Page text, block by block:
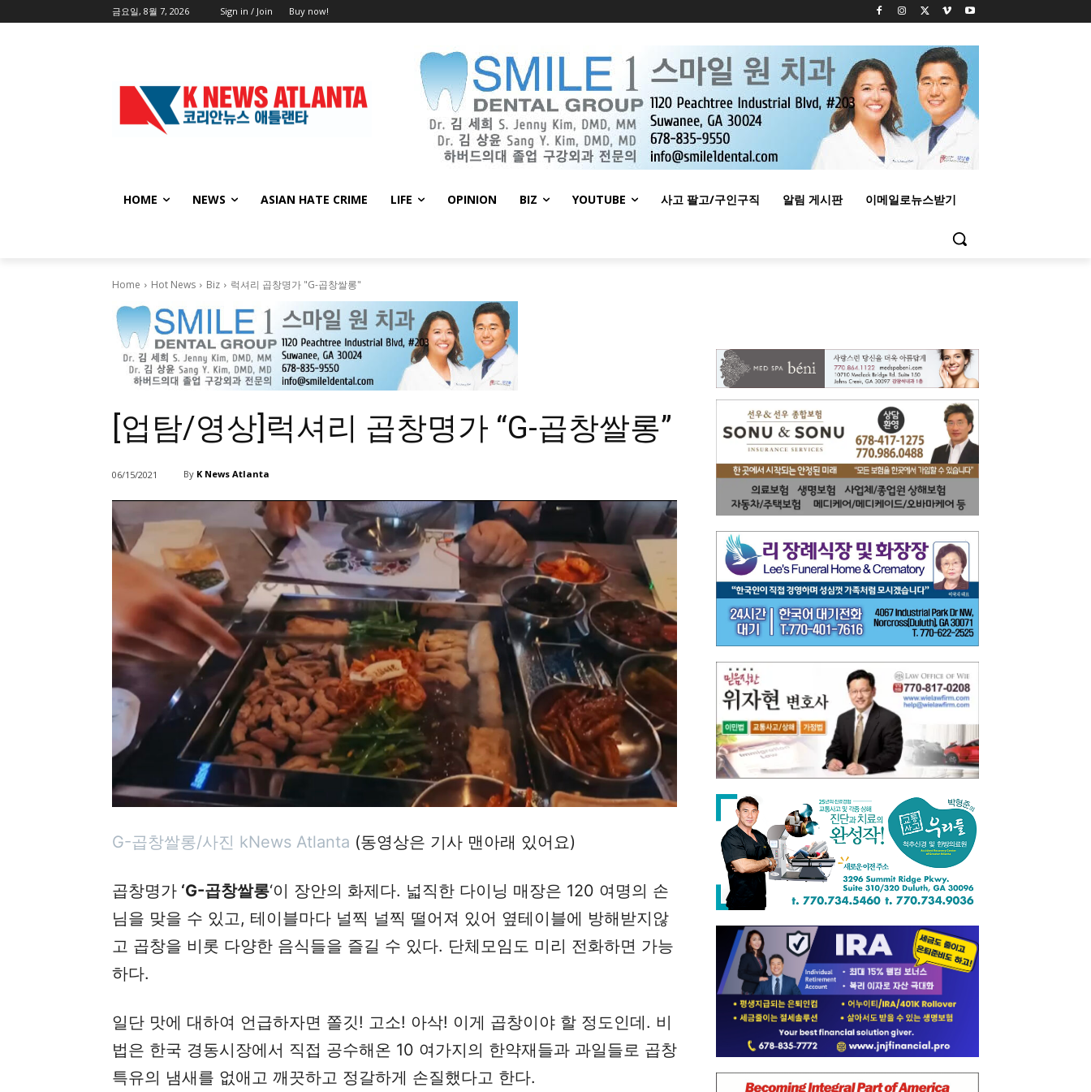
금요일, 8월 7, 2026 Sign in / Join Buy now!
HOME NEWS ASIAN HATE CRIME LIFE OPINION BIZ YOUTUBE 사고 팔고/구인구직 알림 게시판 이메일로뉴스받기
Home Hot News Biz 럭셔리 곱창명가 "G-곱창쌀롱"
[업탐/영상]럭셔리 곱창명가 “G-곱창쌀롱”
06/15/2021 By K News Atlanta
G-곱창쌀롱/사진 kNews Atlanta (동영상은 기사 맨아래 있어요)
곱창명가 ‘G-곱창쌀롱‘이 장안의 화제다. 넓직한 다이닝 매장은 120 여명의 손
님을 맞을 수 있고, 테이블마다 널찍 널찍 떨어져 있어 옆테이블에 방해받지않
고 곱창을 비롯 다양한 음식들을 즐길 수 있다. 단체모임도 미리 전화하면 가능
하다.
일단 맛에 대하여 언급하자면 쫄깃! 고소! 아삭! 이게 곱창이야 할 정도인데. 비
법은 한국 경동시장에서 직접 공수해온 10 여가지의 한약재들과 과일들로 곱창
특유의 냄새를 없애고 깨끗하고 정갈하게 손질했다고 한다.